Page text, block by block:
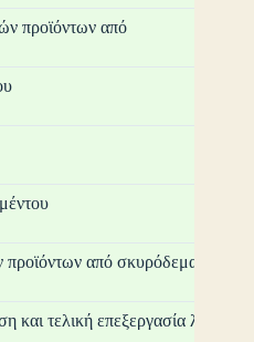
προϊόντων από
από σκυρόδεμα, γύψο